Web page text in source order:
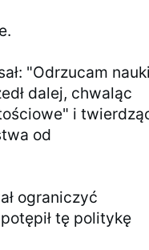
"Odrzucam
dalej, chwaląc
i
od
ograniczyć
tę politykę